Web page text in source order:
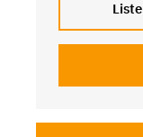
Liste